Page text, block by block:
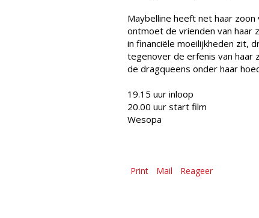
Maybelline heeft net haar
ontmoet de vrienden van haar
in financiële moeilijkheden zit,
tegenover de erfenis van haar
de dragqueens onder haar
19.15 uur inloop
20.00 uur start film
Wesopa
Print Mail Reageer